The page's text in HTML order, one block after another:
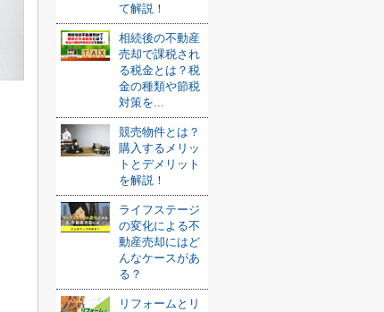
て解説！
相続後の不動産
売却で課税され
る税金とは？税
金の種類や節税
対策を...
競売物件とは？
購入するメリッ
トとデメリット
を解説！
ライフステージ
の変化による不
動産売却にはど
んなケースがあ
る？
リフォームとリ